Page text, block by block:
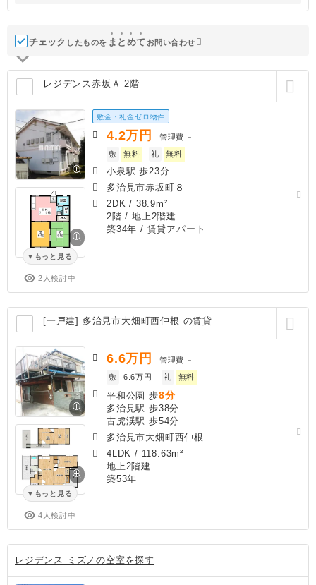
チェック したものを ま と めて お問い合わせ
レジデンス赤坂Ａ 2階
もっと見る
2人検討中
敷金・礼金ゼロ物件
4.2万円 管理費 －
敷
無料 礼 無料
小泉駅 歩23分
多治見市赤坂町８
2DK / 38.9m²
2階 / 地上2階建
築34年 / 賃貸アパート
[一戸建] 多治見市大畑町西仲根 の賃貸
もっと見る
4人検討中
6.6万円 管理費 －
敷
6.6万円 礼 無料
平和公園 歩8分
多治見駅 歩38分
古虎渓駅 歩54分
多治見市大畑町西仲根
4LDK / 118.63m²
地上2階建
築53年
レジデンス ミズノの空室を探す